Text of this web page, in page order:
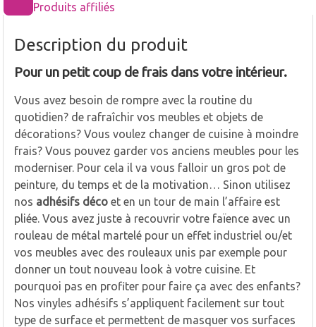
Produits affiliés
Description du produit
Pour un petit coup de frais dans votre intérieur.
Vous avez besoin de rompre avec la routine du
quotidien? de rafraîchir vos meubles et objets de
décorations? Vous voulez changer de cuisine à moindre
frais? Vous pouvez garder vos anciens meubles pour les
moderniser. Pour cela il va vous falloir un gros pot de
peinture, du temps et de la motivation… Sinon utilisez
nos adhésifs déco et en un tour de main l’affaire est
pliée. Vous avez juste à recouvrir votre faïence avec un
rouleau de métal martelé pour un effet industriel ou/et
vos meubles avec des rouleaux unis par exemple pour
donner un tout nouveau look à votre cuisine. Et
pourquoi pas en profiter pour faire ça avec des enfants?
Nos vinyles adhésifs s’appliquent facilement sur tout
type de surface et permettent de masquer vos surfaces